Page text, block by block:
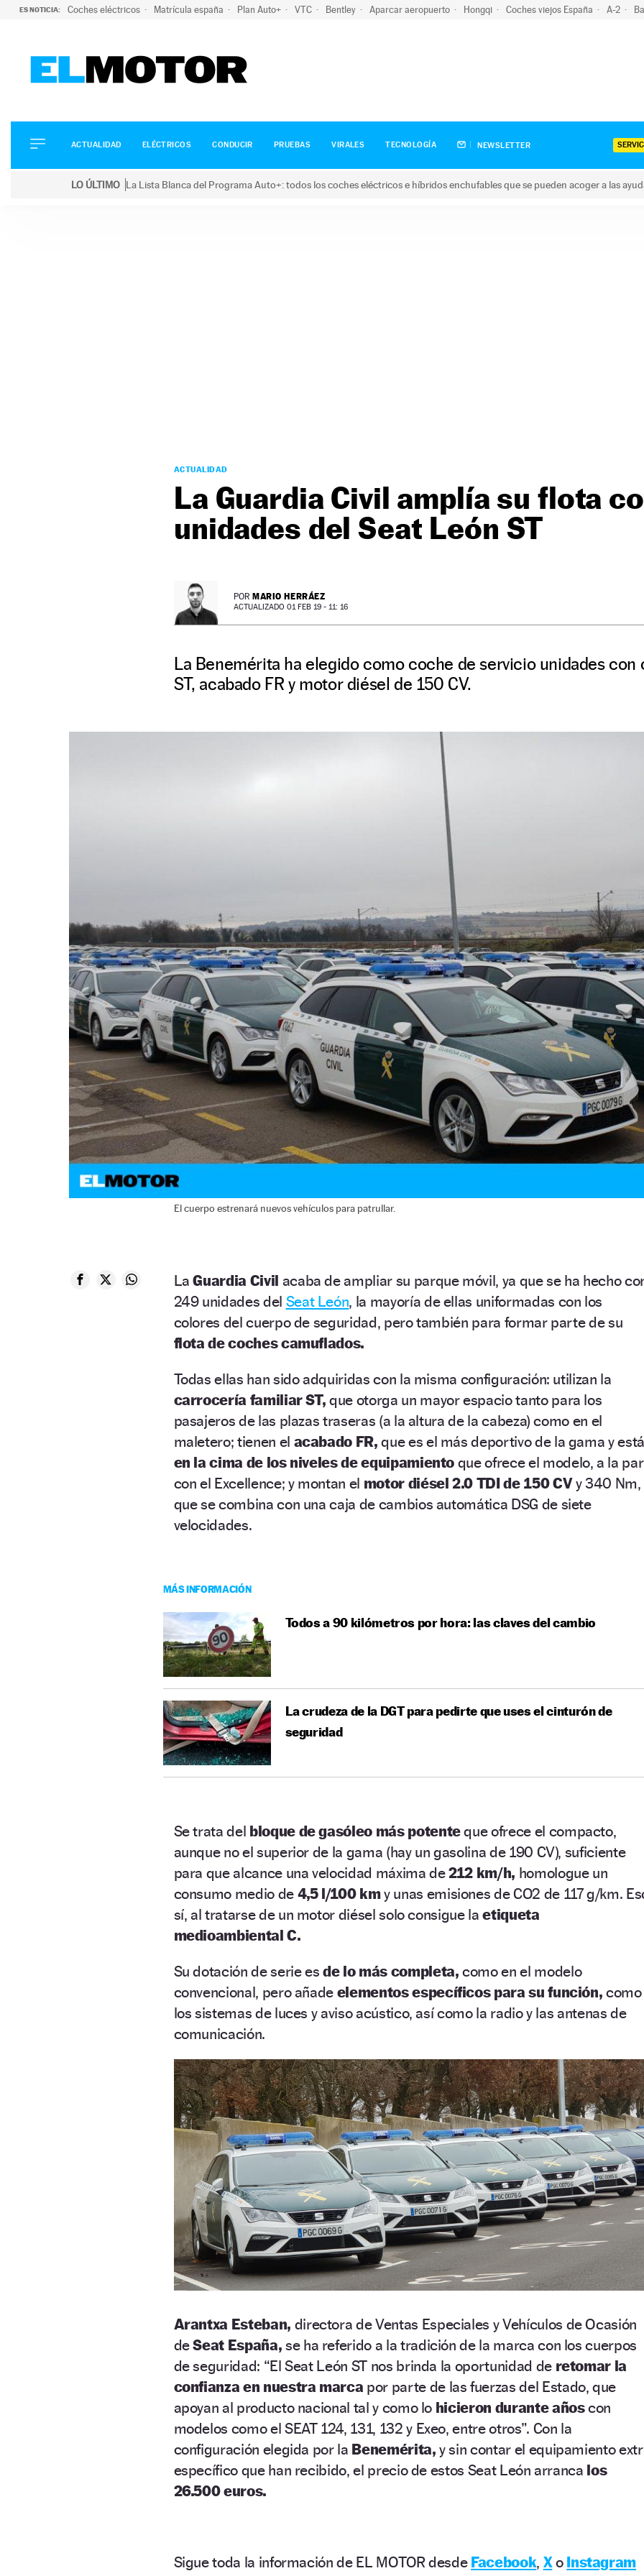
ES NOTICIA: Coches eléctricos Matrícula españa Plan Auto+ VTC Bentley Aparcar aeropuerto Hongqi Coches viejos España A-2
ELÉCTRICOS
CONDUCIR
ACTUALIDAD ELÉCTRICOS CONDUCIR PRUEBAS VIRALES TECNOLOGÍA NEWSLETTER
LO ÚLTIMO La Lista Blanca del Programa Auto+: todos los coches eléctricos e híbridos enchufables que se pueden acoger a las
ACTUALIDAD
La Guardia Civil amplía su flota
unidades del Seat León ST
POR MARIO HERRÁEZ
ACTUALIZADO 01 FEB 19 - 11: 16
La Benemérita ha elegido como coche de servicio unidades
ST, acabado FR y motor diésel de 150 CV.
El cuerpo estrenará nuevos vehículos para patrullar.
LaGuardia Civil acaba de ampliar su parque móvil, ya que se ha hecho
249 unidades del Seat León, la mayoría de ellas uniformadas con los
colores del cuerpo de seguridad, pero también para formar parte de su
flota de coches camuflados.
Todas ellas han sido adquiridas con la misma configuración: utilizan la
carrocería familiar ST, que otorga un mayor espacio tanto para los
pasajeros de las plazas traseras (a la altura de la cabeza) como en el
maletero; tienen el acabado FR, que es el más deportivo de la gama y está
en la cima de los niveles de equipamiento que ofrece el modelo, a la par
con el Excellence; y montan el motor diésel 2.0 TDI de 150 CVy 340 Nm,
que se combina con una caja de cambios automática DSG de siete
velocidades.
MÁS INFORMACIÓN
Todos a 90 kilómetros por hora: las claves del cambio
La crudeza de la DGT para pedirte que uses el cinturón de
seguridad
Se trata del bloque de gasóleo más potenteque ofrece el compacto,
aunque no el superior de la gama (hay un gasolina de 190 CV), suficiente
para que alcance una velocidad máxima de212 km/h, homologue un
consumo medio de 4,5 l/100 kmy unas emisiones de CO2 de 117 g/km.
sí, al tratarse de un motor diésel solo consigue laetiqueta
medioambiental C.
Su dotación de serie esde lo más completa, como en el modelo
convencional, pero añade elementos específicos para su función,como
los sistemas de luces y aviso acústico, así como la radio y las antenas de
comunicación.
Arantxa Esteban, directora de Ventas Especiales y Vehículos de Ocasión
deSeat España, se ha referido a la tradición de la marca con los cuerpos
de seguridad: “El Seat León ST nos brinda la oportunidad deretomar la
confianza en nuestra marca por parte de las fuerzas del Estado, que
apoyan al producto nacional tal y como lo hicieron durante añoscon
modelos como el SEAT 124, 131, 132 y Exeo, entre otros”. Con la
configuración elegida por la Benemérita, y sin contar el equipamiento
específico que han recibido, el precio de estos Seat León arranca los
26.500 euros.
Sigue toda la información de EL MOTOR desde Facebook, Xo Instagram